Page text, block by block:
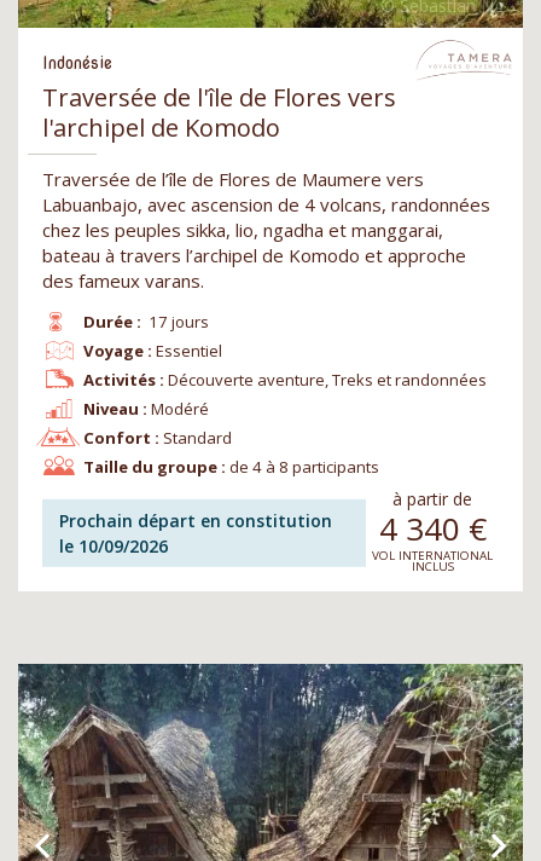
Indonésie
Traversée de l'île de Flores vers
l'archipel de Komodo
Traversée de l’île de Flores de Maumere vers
Labuanbajo, avec ascension de 4 volcans, randonnées
chez les peuples sikka, lio, ngadha et manggarai,
bateau à travers l’archipel de Komodo et approche
des fameux varans.
Durée : 17 jours
Niveau : Modéré
Voyage : Essentiel
Confort : Standard
Activités : Découverte aventure, Treks et randonnées
Taille du groupe : de 4 à 8 participants
Prochain départ en constitution
le 10/09/2026
à partir de
4 340 €
VOL INTERNATIONAL
INCLUS